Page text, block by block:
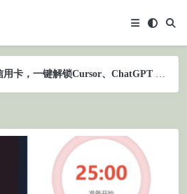
键解锁Cursor、ChatGPT Plus、Claude等AI服务
键解锁Cursor、ChatGPT Plus、Claude等AI服务
键解锁Cursor、ChatGPT Plus、Claude等AI服务